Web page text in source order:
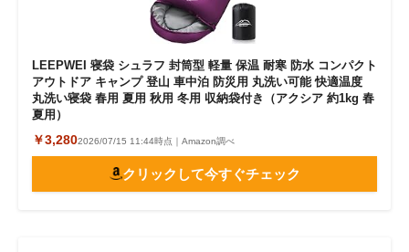
LEEPWEI 寝袋 シュラフ 封筒型 軽量 保温 耐寒 防水 コンパクト
アウトドア キャンプ 登山 車中泊 防災用 丸洗い可能 快適温度
丸洗い寝袋 春用 夏用 秋用 冬用 収納袋付き（アクシア 約1kg 春
夏用）
￥3,2802026/07/15 11:44時点｜Amazon調べ
クリックして今すぐチェック